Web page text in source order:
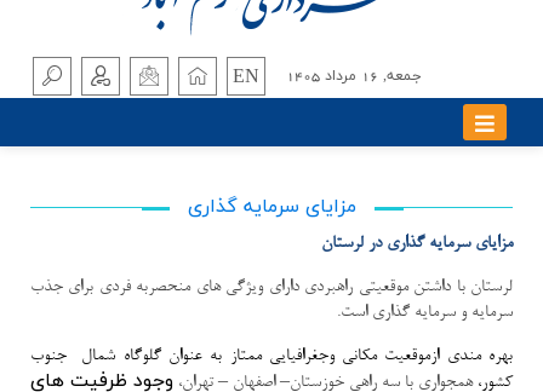
جمعه, 16 مرداد 1405 EN
مزاياي سرمايه گذاري
مزاياي سرمايه گذاري در لرستان
لرستان با داشتن موقعیتی راهبردی دارای ویژگی های منحصربه فردی برای جذب
سرمایه و سرمایه گذاری است.
بهره مندی ازموقعیت مکانی وجغرافیایی ممتاز به عنوان گلوگاه شمال- جنوب
کشور،همجواری با سه راهی خوزستان–اصفهان –تهران، وجود ظرفیت های